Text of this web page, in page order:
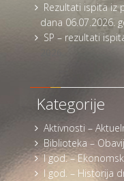
Rezultati ispita iz
dana 06.07.2026.
SP – rezultati
Kategorije
Aktivnosti –
Biblioteka –
I god. –
I god. – Historija